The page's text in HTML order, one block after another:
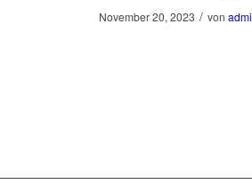
November 20, 2023 / von